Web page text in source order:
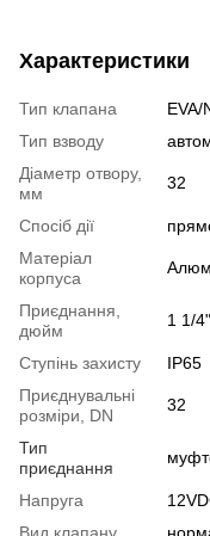
Характеристики
Тип клапана
EVA/
Тип взводу
Діаметр отвору,
мм
32
Спосіб дії
Матеріал
корпуса
Приєднання,
дюйм
1 1/4"
Ступінь захисту
IP65
Приєднувальні
розміри, DN
32
Тип
приєднання
Напруга